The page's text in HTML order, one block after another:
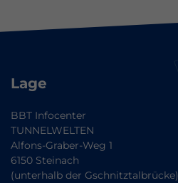
Lage
BBT Infocenter
TUNNELWELTEN
Alfons-Graber-Weg 1
6150 Steinach
(unterhalb der Gschnitztalbrücke)